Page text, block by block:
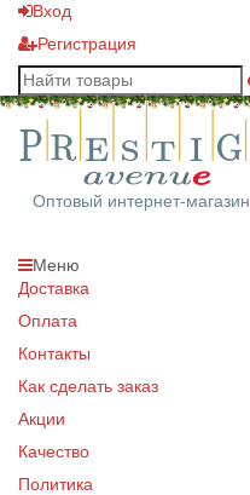
Вход
Регистрация
Оптовый интернет-магазин
Меню
Доставка
Оплата
Контакты
Как сделать заказ
Акции
Качество
Политика